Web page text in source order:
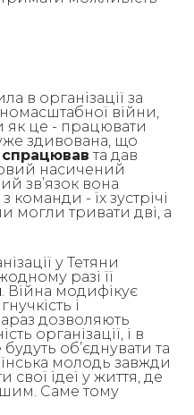
в організації за
війни,
як це - працювати
здивована, що
та дав
насичений
зв’язок вона
команди - їх зустрічі
могли тривати дві, а
у Тетяни
разі її
. Війна модифікує
і
дозволяють
організації, і в
об’єднувати та
молодь завжди
свої ідеї у життя, де
Саме тому